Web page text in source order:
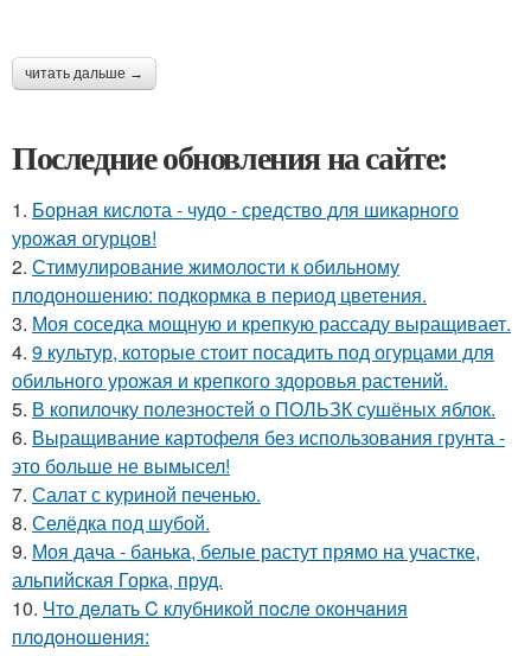
читать дальше →
Последние обновления на сайте:
1. Борная кислота - чудо - средство для шикарного
урожая огурцов!
2. Стимулирование жимолости к обильному
плодоношению: подкормка в период цветения.
3. Моя соседка мощную и крепкую рассаду выращивает.
4. 9 культур, которые стоит посадить под огурцами для
обильного урожая и крепкого здоровья растений.
5. В копилочку полезностей о ПОЛЬЗК сушёных яблок.
6. Выращивание картофеля без использования грунта -
это больше не вымысел!
7. Салат с куриной печенью.
8. Селёдка под шубой.
9. Моя дача - банька, белые растут прямо на участке,
альпийская Горка, пруд.
10. Чтo дeлaть C клубникoй пocлe oкoнчaния
плoдoнoшeния: